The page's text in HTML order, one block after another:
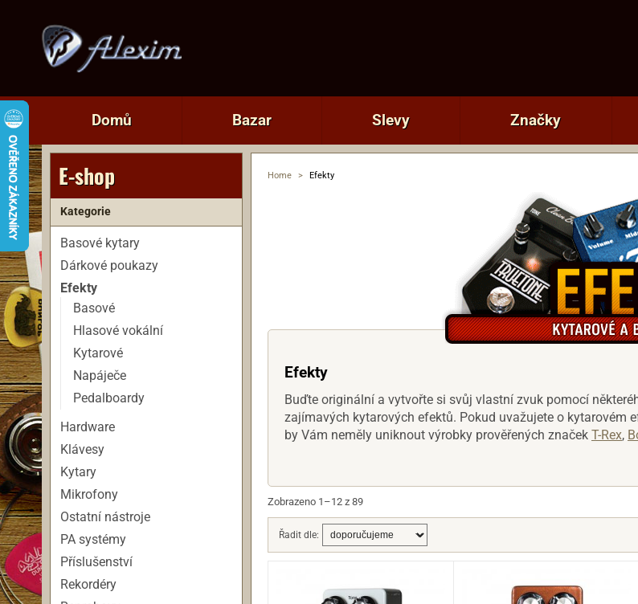
Domů Bazar Slevy Značky
Home > Efekty
Efekty
Buďte originální a vytvořte si svůj vlastní zvuk pomocí
zajímavých kytarových efektů. Pokud uvažujete o kytarovém
by Vám neměly uniknout výrobky prověřených značek T-Rex,
Zobrazeno 1–12 z 89
Řadit dle:
E-shop
Kategorie
Basové kytary
Dárkové poukazy
Efekty
Basové
Hlasové vokální
Kytarové
Napáječe
Pedalboardy
Hardware
Klávesy
Kytary
Mikrofony
Ostatní nástroje
PA systémy
Příslušenství
Rekordéry